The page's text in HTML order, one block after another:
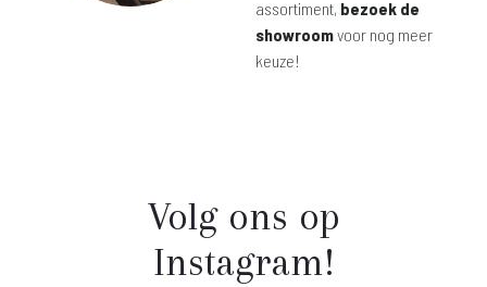
assortiment, bezoek de
showroomvoor nog meer
keuze!
Volg ons op
Instagram!